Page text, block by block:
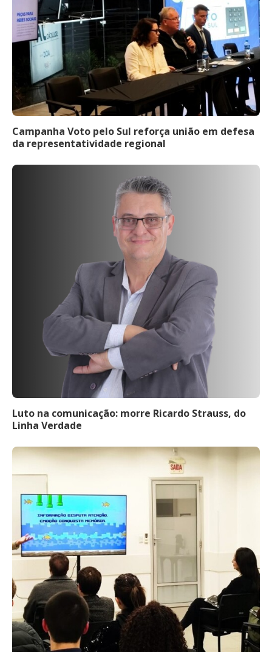
Campanha Voto pelo Sul reforça união em defesa
da representatividade regional
Luto na comunicação: morre Ricardo Strauss, do
Linha Verdade